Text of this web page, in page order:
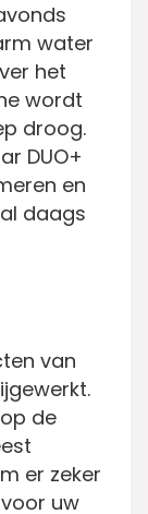
water
het
wordt
droog.
DUO+
en
daags
van
de
er zeker
uw